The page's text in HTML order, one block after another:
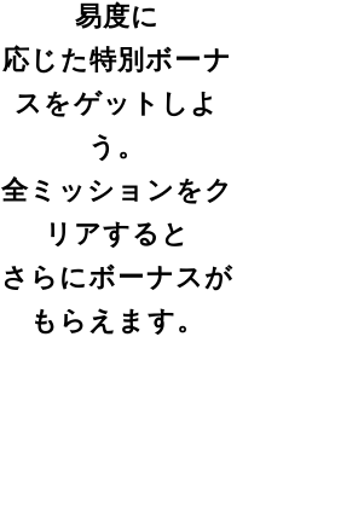
易度に
応じた特別ボーナ
スをゲットしよ
う。
全ミッションをク
リアすると
さらにボーナスが
もらえます。